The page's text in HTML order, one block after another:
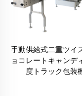
手動供給式二重ツイ
ョコレートキャンデ
度トラック包装